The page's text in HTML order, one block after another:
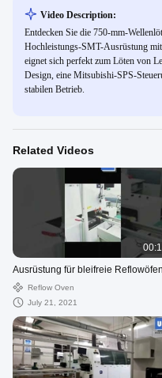
Video Description:
Entdecken Sie die 750-mm-
Hochleistungs-SMT-Ausrüstung
eignet sich perfekt zum Löten von
Design, eine Mitsubishi-SPS-
stabilen Betrieb.
Related Videos
Ausrüstung für bleifreie Reflowöfen
Reflow Oven
July 21, 2021